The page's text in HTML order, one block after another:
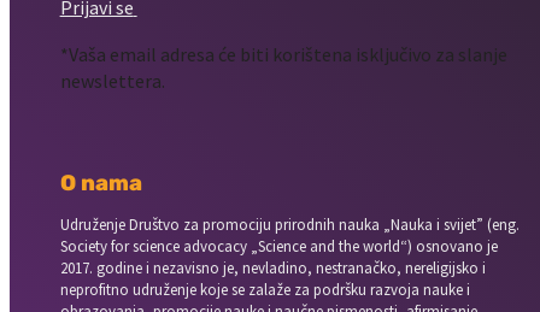
Prijavi se
*Vaša email adresa će biti korištena isključivo za slanje
newslettera.
O nama
Udruženje Društvo za promociju prirodnih nauka „Nauka i svijet” (eng.
Society for science advocacy „Science and the world“) osnovano je
2017. godine i nezavisno je, nevladino, nestranačko, nereligijsko i
neprofitno udruženje koje se zalaže za podršku razvoja nauke i